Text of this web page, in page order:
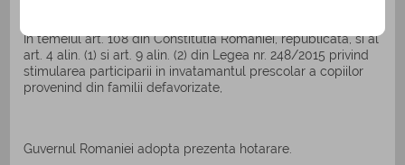
In temeiul art. 108 din Constitutia Romaniei, republicata, si al
art. 4 alin. (1) si art. 9 alin. (2) din Legea nr. 248/2015 privind
stimularea participarii in invatamantul prescolar a copiilor
provenind din familii defavorizate,
Guvernul Romaniei adopta prezenta hotarare.